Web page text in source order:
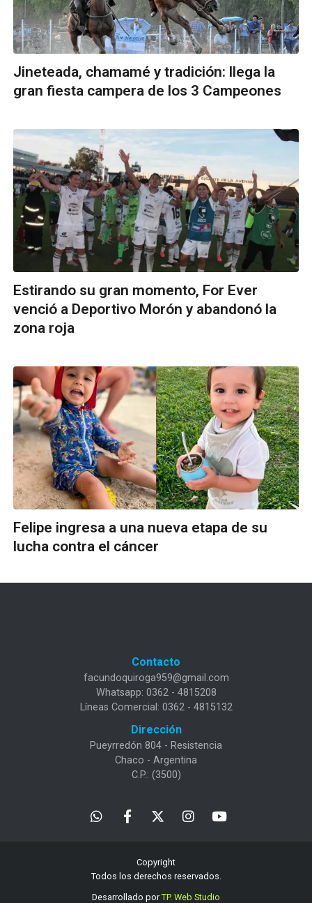
Jineteada, chamamé y tradición: llega la
gran fiesta campera de los 3 Campeones
Estirando su gran momento, For Ever
venció a Deportivo Morón y abandonó la
zona roja
Felipe ingresa a una nueva etapa de su
lucha contra el cáncer
Contacto
facundoquiroga959@gmail.com
Whatsapp: 0362 - 4815208
Líneas Comercial: 0362 - 4815132
Dirección
Pueyrredón 804 - Resistencia
Chaco - Argentina
C.P.: (3500)
Copyright
Todos los derechos reservados.
Desarrollado porTP. Web Studio